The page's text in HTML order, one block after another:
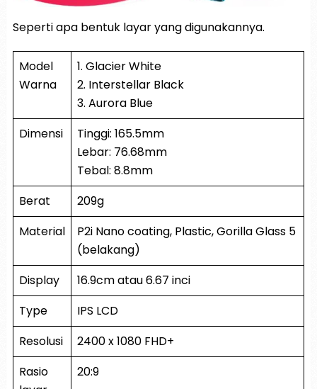
Seperti apa bentuk layar yang digunakannya.
Model
Warna
1. Glacier White
2. Interstellar Black
3. Aurora Blue
Dimensi
Tinggi: 165.5mm
Lebar: 76.68mm
Tebal: 8.8mm
Berat
209g
Material
P2i Nano coating, Plastic, Gorilla Glass 5
(belakang)
Display
16.9cm atau 6.67 inci
Type
IPS LCD
Resolusi
2400 x 1080 FHD+
Rasio
20:9